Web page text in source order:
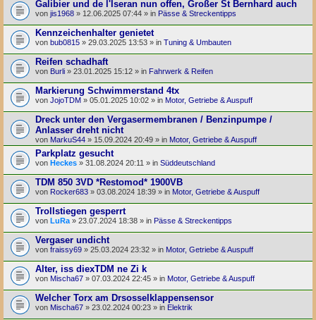
Galibier und de l'Iseran nun offen, Großer St Bernhard auch
von jis1968 » 12.06.2025 07:44 » in Pässe & Streckentipps
Kennzeichenhalter genietet
von bub0815 » 29.03.2025 13:53 » in Tuning & Umbauten
Reifen schadhaft
von Burli » 23.01.2025 15:12 » in Fahrwerk & Reifen
Markierung Schwimmerstand 4tx
von JojoTDM » 05.01.2025 10:02 » in Motor, Getriebe & Auspuff
Dreck unter den Vergasermembranen / Benzinpumpe /
Anlasser dreht nicht
von MarkuS44 » 15.09.2024 20:49 » in Motor, Getriebe & Auspuff
Parkplatz gesucht
von Heckes » 31.08.2024 20:11 » in Süddeutschland
TDM 850 3VD *Restomod* 1900VB
von Rocker683 » 03.08.2024 18:39 » in Motor, Getriebe & Auspuff
Trollstiegen gesperrt
von LuRa » 23.07.2024 18:38 » in Pässe & Streckentipps
Vergaser undicht
von fraissy69 » 25.03.2024 23:32 » in Motor, Getriebe & Auspuff
Alter, iss diexTDM ne Zi k
von Mischa67 » 07.03.2024 22:45 » in Motor, Getriebe & Auspuff
Welcher Torx am Drsosselklappensensor
von Mischa67 » 23.02.2024 00:23 » in Elektrik